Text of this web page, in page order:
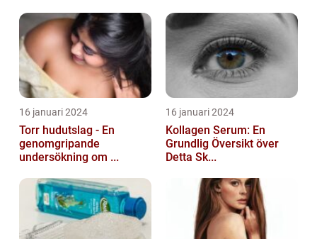
16 januari 2024
Torr hudutslag - En
genomgripande
undersökning om ...
16 januari 2024
Kollagen Serum: En
Grundlig Översikt över
Detta Sk...